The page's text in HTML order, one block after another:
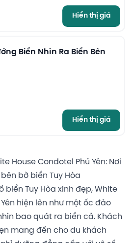
Hiển thị giá
13
Biển Nhìn Ra Biển Bên
Hiển thị giá
House Condotel Phú Yên: Nơi
bờ biển Tuy Hòa
biển Tuy Hòa xinh đẹp, White
hiện lên như một ốc đảo
bao quát ra biển cả. Khách
mang đến cho du khách